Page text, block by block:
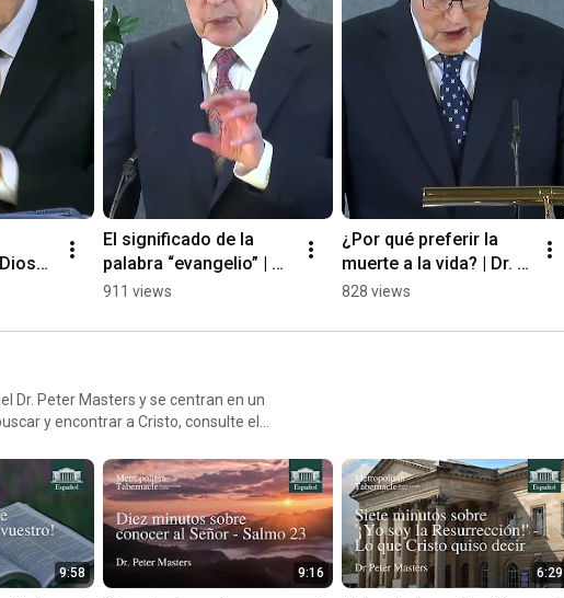
Apple devices: https://apps.apple.com/gb/app/metropo...
https://play.google.com/store/apps/de..
|
El significado de la
palabra “evangelio” | Dr.
Masters
911 views
¿Por qué preferir la
muerte a la vida? | Dr.
Masters
828 views
Dr. Peter Masters y se centran en un
y encontrar a Cristo, consulte el
9:58 9:16 6:29